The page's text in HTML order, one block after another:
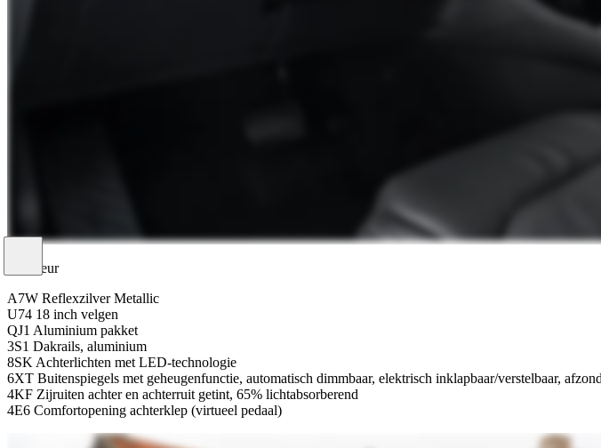
Exterieur
A7W Reflexzilver Metallic
U74 18 inch velgen
QJ1 Aluminium pakket
3S1 Dakrails, aluminium
8SK Achterlichten met LED-technologie
6XT Buitenspiegels met geheugenfunctie, automatisch dimmbaar, elektrisch inklapbaar/verstelbaar,
4KF Zijruiten achter en achterruit getint, 65% lichtabsorberend
4E6 Comfortopening achterklep (virtueel pedaal)